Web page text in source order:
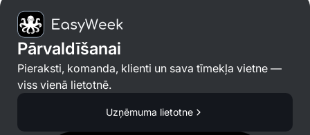
Pārvaldīšanai
Pieraksti, komanda, klienti un sava tīmekļa vietne —
viss vienā lietotnē.
Uzņēmuma lietotne